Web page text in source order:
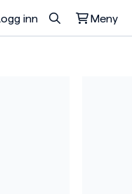
inn Meny